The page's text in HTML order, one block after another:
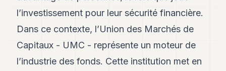
EQUITY
SPORT
JURIDIQUE
l’investissement pour leur sécurité financière.
Dans ce contexte, l’Union des Marchés de
Capitaux - UMC - représente un moteur de
l’industrie des fonds. Cette institution met en